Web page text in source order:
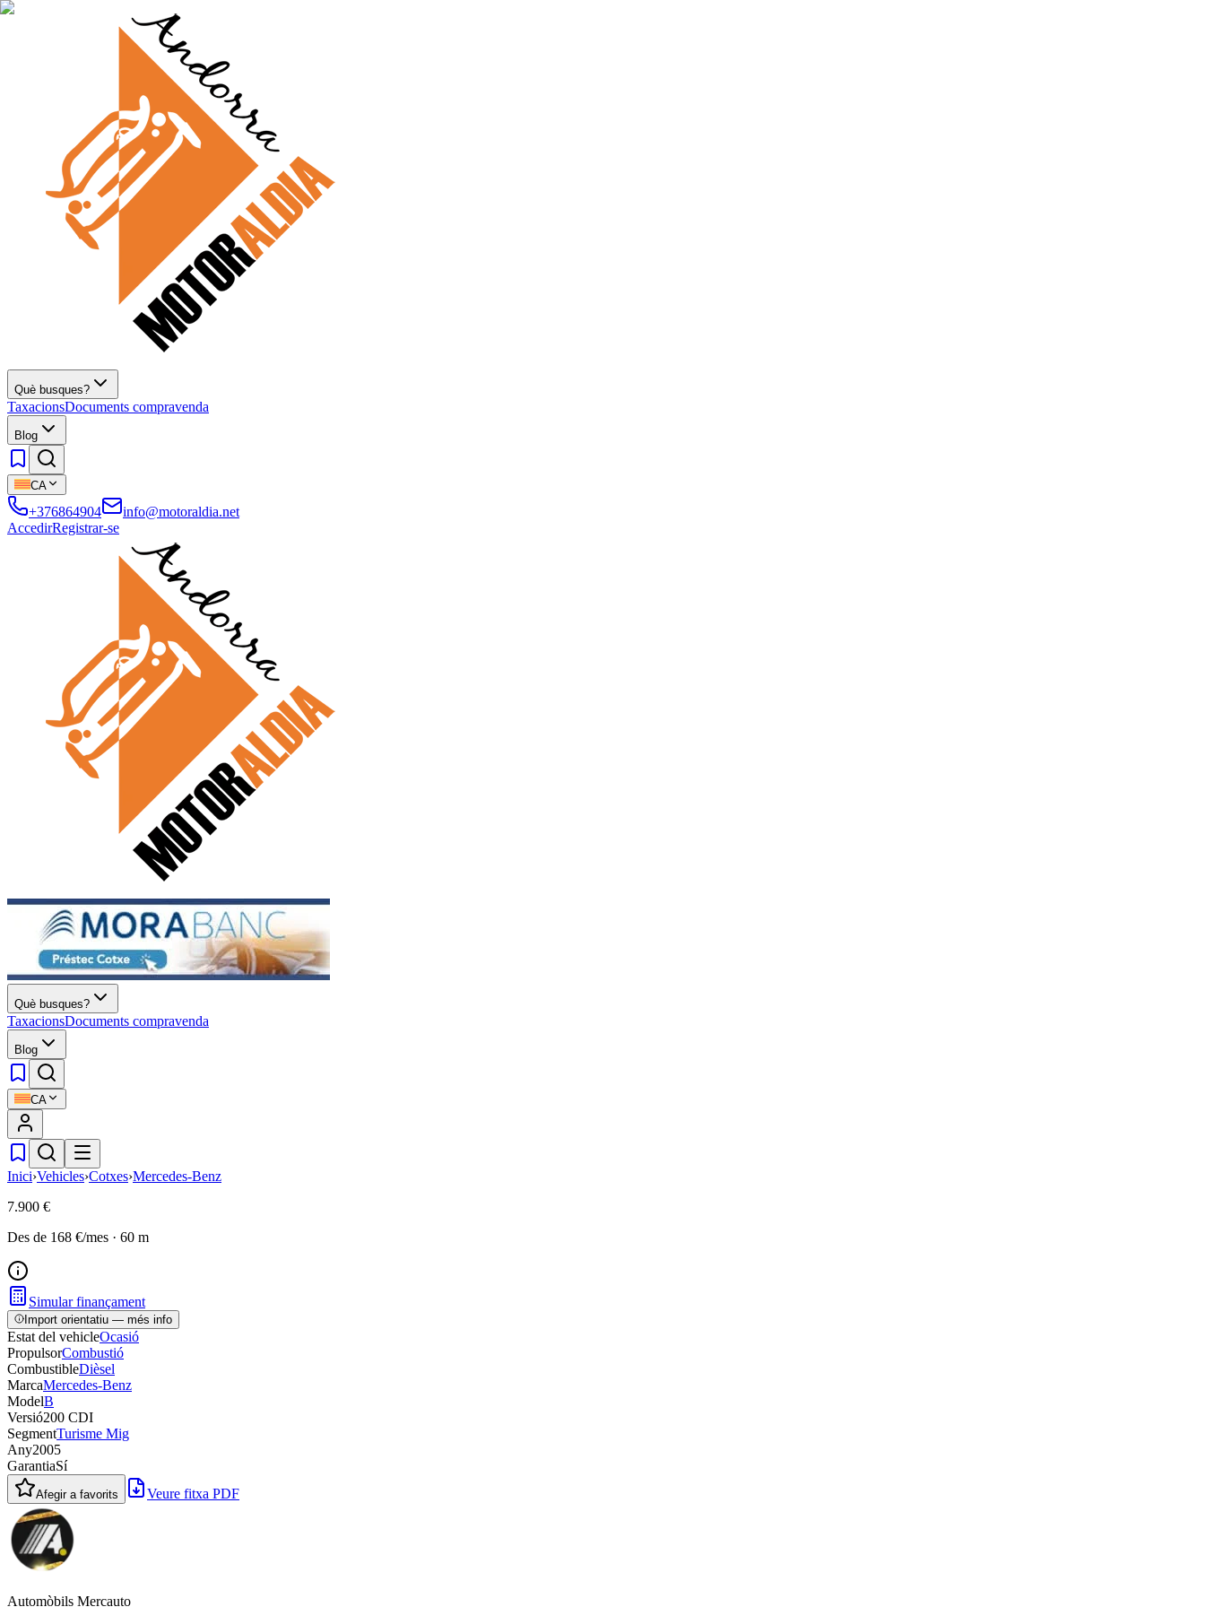
Què busques?
TaxacionsDocuments compravenda
Blog
CA
+376864904
info@motoraldia.net
AccedirRegistrar-se
Què busques?
TaxacionsDocuments compravenda
Blog
CA
Inici›Vehicles›Cotxes›Mercedes-Benz
7.900 €
Des de 168 €/mes · 60 m
Simular finançament
Import orientatiu — més info
Estat del vehicleOcasió
PropulsorCombustió
CombustibleDièsel
MarcaMercedes-Benz
ModelB
Versió200 CDI
SegmentTurisme Mig
Any2005
GarantiaSí
Afegir a favorits Veure fitxa PDF
Automòbils Mercauto